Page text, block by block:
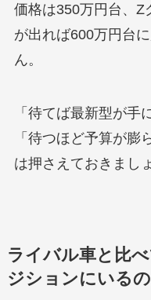
価格は350万円台、Z
が出れば600万円台
ん。
「待てば最新型が手
「待つほど予算が膨
は押さえておきまし
ライバル車と比
ジションにいる